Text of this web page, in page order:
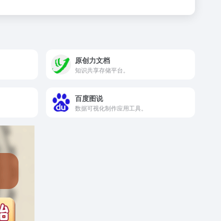
原创力文档
知识共享存储平台。
百度图说
数据可视化制作应用工具。